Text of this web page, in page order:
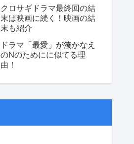
クロサギドラマ最終回の結
末は映画に続く！映画の結
末も紹介
ドラマ「最愛」が湊かなえ
のNのためにに似てる理
由！